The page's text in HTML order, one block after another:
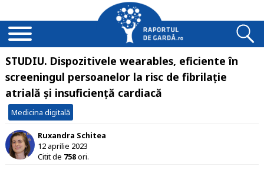
STUDIU. Dispozitivele wearables, eficiente în
screeningul persoanelor la risc de fibrilație
atrială și insuficiență cardiacă
Medicina digitală
Ruxandra Schitea
12 aprilie 2023
Citit de 758ori.